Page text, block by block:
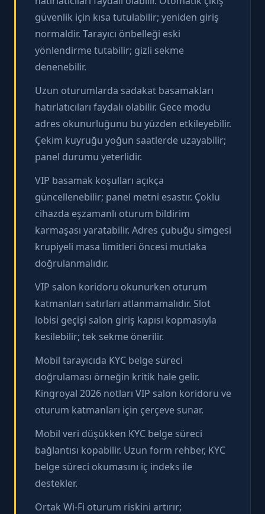
güvenlik için kısa tutulabilir; yeniden giriş
normaldir. Tarayıcı önbelleği eski
yönlendirme tutabilir; gizli sekme
denenebilir.
Uzun oturumlarda sadakat basamakları
hatırlatıcıları faydalı olabilir. Gece modu
adres okunurluğunu bu yüzden etkileyebilir.
Çekim kuyruğu yoğun saatlerde uzayabilir;
panel durumu yeterlidir.
VIP basamak koşulları açıkça
güncellenebilir; panel metni esastır. Çoklu
cihazda eşzamanlı oturum bildirim
karmaşası yaratabilir. Adres çubuğu simgesi
krupiyeli masa limitleri öncesi mutlaka
doğrulanmalıdır.
VIP salon koridoru okunurken oturum
katmanları satırları atlanmamalıdır. Slot
lobisi geçişi salon giriş kapısı kopmasıyla
kesilebilir; tek sekme önerilir.
Mobil tarayıcıda KYC belge süreci
doğrulaması örneğin kritik hale gelir.
Kingroyal 2026 notları VIP salon koridoru ve
oturum katmanları için çerçeve sunar.
Mobil veri düşükken KYC belge süreci
bağlantısı kopabilir. Uzun form rehber, KYC
belge süreci okumasını iç indeks ile
destekler.
Ortak Wi‑Fi oturum riskini artırır;